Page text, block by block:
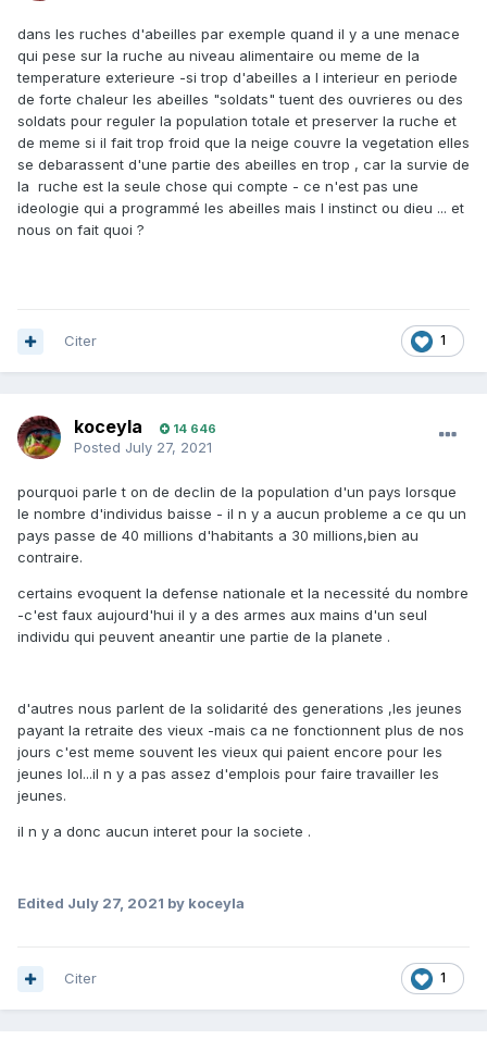
dans les ruches d'abeilles par exemple quand il y a une menace
qui pese sur la ruche au niveau alimentaire ou meme de la
temperature exterieure -si trop d'abeilles a l interieur en periode
de forte chaleur les abeilles "soldats" tuent des ouvrieres ou des
soldats pour reguler la population totale et preserver la ruche et
de meme si il fait trop froid que la neige couvre la vegetation elles
se debarassent d'une partie des abeilles en trop , car la survie de
la ruche est la seule chose qui compte - ce n'est pas une
ideologie qui a programmé les abeilles mais l instinct ou dieu ... et
nous on fait quoi ?
1
Citer
koceyla 14 646
Posted July 27, 2021
pourquoi parle t on de declin de la population d'un pays lorsque
le nombre d'individus baisse - il n y a aucun probleme a ce qu un
pays passe de 40 millions d'habitants a 30 millions,bien au
contraire.
certains evoquent la defense nationale et la necessité du nombre
-c'est faux aujourd'hui il y a des armes aux mains d'un seul
individu qui peuvent aneantir une partie de la planete .
d'autres nous parlent de la solidarité des generations ,les jeunes
payant la retraite des vieux -mais ca ne fonctionnent plus de nos
jours c'est meme souvent les vieux qui paient encore pour les
jeunes lol...il n y a pas assez d'emplois pour faire travailler les
jeunes.
il n y a donc aucun interet pour la societe .
Edited July 27, 2021 by koceyla
1
Citer